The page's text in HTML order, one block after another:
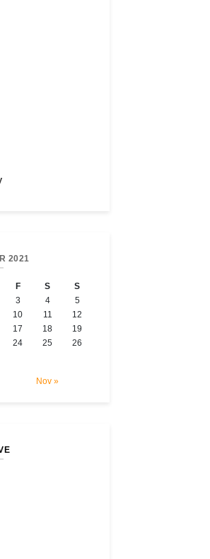
2021
F S S
Nov »
3 4
5
10 11
12
17 18
19
24 25
26